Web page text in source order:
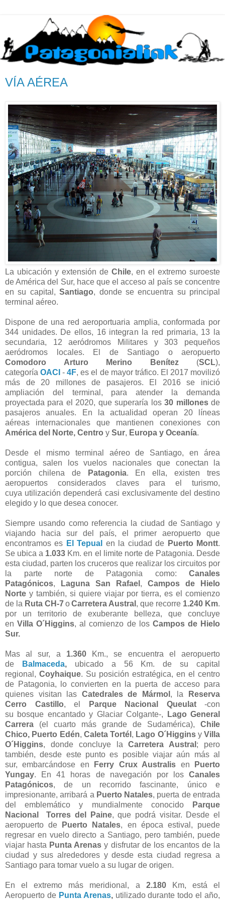
VÍA AÉREA
La ubicación y extensión de Chile, en el extremo suroeste
de América del Sur, hace que el acceso al país se concentre
en su capital,Santiago, donde se encuentra su principal
terminal aéreo.
Dispone de una red aeroportuaria amplia, conformada por
344 unidades. De ellos, 16 integran la red primaria, 13 la
secundaria, 12 aeródromos Militares y 303 pequeños
aeródromos locales. El de Santiago o aeropuerto
Comodoro Arturo Merino Benítez(SCL),
categoríaOACI -4F, es el de mayor tráfico. El 2017 movilizó
más de 20 millones de pasajeros. El 2016 se inició
ampliación del terminal, para atender la demanda
proyectada para el 2020, que superaría los30 millonesde
pasajeros anuales. En la actualidad operan 20 líneas
aéreas internacionales que mantienen conexiones con
América del Norte, Centro y Sur, Europa y Oceanía.
Desde el mismo terminal aéreo de Santiago, en área
contigua, salen los vuelos nacionales que conectan la
porción chilena de
Patagonia. En ella, existen tres
aeropuertos considerados claves para el turismo,
cuya utilización dependerá casi exclusivamente del destino
elegido y lo que desea conocer.
Siempre usando como referencia la ciudad de Santiago y
viajando hacia sur del país, el primer aeropuerto que
encontramos es El Tepual en la ciudad de Puerto Montt.
Se ubica a 1.033 Km. en el limite norte de Patagonia. Desde
esta ciudad, parten los cruceros que realizar los circuitos por
la parte norte de Patagonia como: Canales
Patagónicos, Laguna San Rafael , Campos de Hielo
Norte y también, si quiere viajar por tierra, es el comienzo
de la Ruta CH-7oCarretera Austral , que recorre 1.240 Km.
por un territorio de exuberante belleza, que concluye
enVilla O´Higgins, al comienzo de los Campos de Hielo
Sur.
Mas al sur, a 1.360Km., se encuentra el aeropuerto
de
Balmaceda,ubicado a 56 Km. de su capital
regional, Coyhaique. Su posición estratégica, en el centro
de Patagonia, lo convierten en la puerta de acceso para
quienes visitan las Catedrales de Mármol , la
Reserva
Cerro Castillo, el Parque Nacional Queulat -con
su bosque encantado y Glaciar Colgante-, Lago General
Carrera (el cuarto más grande de Sudamérica), Chile
Chico, Puerto Edén, Caleta Tortél , Lago O´Higgins yVilla
O´Higgins, donde concluye laCarretera Austral ; pero
también, desde este punto es posible viajar aún más al
sur,
embarcándose en Ferry Crux Australis en Puerto
Yungay. En 41 horas de navegación por los Canales
Patagónicos, de un recorrido fascinante, único e
impresionante, arribará a Puerto Natales, puerta de entrada
del emblemático y mundialmente conocido
Parque
Nacional Torres del Paine, que podrá visitar. Desde el
aeropuerto de
Puerto Natales, en época estival, puede
regresar en vuelo directo a Santiago, pero también, puede
viajar hasta Punta Arenas y disfrutar de los encantos de la
ciudad y sus alrededores y desde esta ciudad regresa a
Santiago para tomar vuelo a su lugar de origen.
En el extremo más meridional, a 2.180Km, está el
Aeropuerto de Punta Arenas, utilizado durante todo el año,